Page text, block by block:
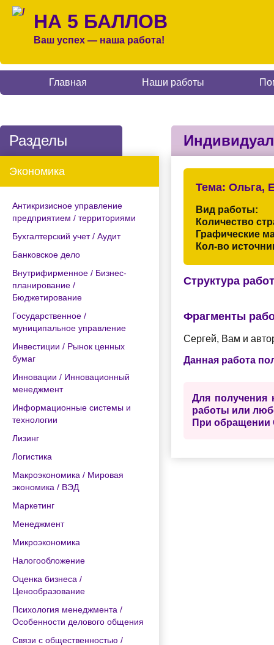
НА 5 БАЛЛОВ
Ваш успех — наша работа!
Главная Наши работы
Разделы
Экономика
Антикризисное управление
предприятием / территориями
Бухгалтерский учет / Аудит
Банковское дело
Внутрифирменное / Бизнес-
планирование /
Бюджетирование
Государственное /
муниципальное управление
Инвестиции / Рынок ценных
бумаг
Инновации / Инновационный
менеджмент
Информационные системы и
технологии
Лизинг
Логистика
Макроэкономика / Мировая
экономика / ВЭД
Маркетинг
Менеджмент
Микроэкономика
Налогообложение
Оценка бизнеса /
Ценообразование
Психология менеджмента /
Особенности делового общения
Связи с общественностью /
Тема: Ольга,
Вид работы:
Количество
Графические
Кол-во
Структура
Фрагменты
Сергей, Вам и
Данная работа
Для получения
работы или
При обращении